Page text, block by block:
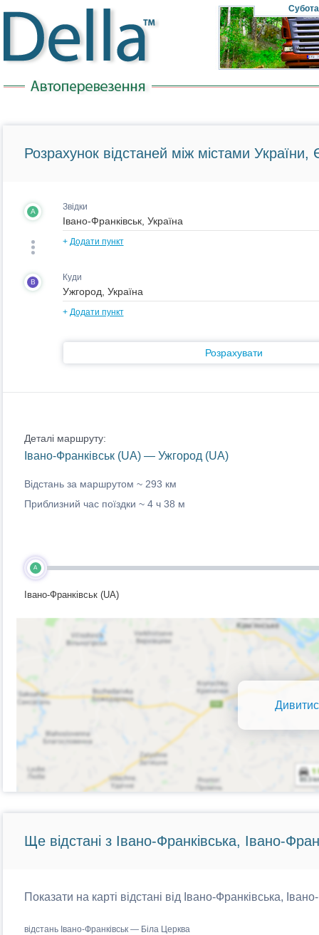
Субота
Розрахунок відстаней між містами України,
A Звідки
+ Додати пункт
B Куди
+ Додати пункт
Розрахувати
Деталі маршруту:
Івано-Франківськ (UA) — Ужгород (UA)
Відстань за маршрутом ~ 293 км
Приблизний час поїздки ~ 4 ч 38 м
A
Івано-Франківськ (UA)
Ще відстані з Івано-Франківська, Івано-
Показати на карті відстані від Івано-Франківська,
відстань Івано-Франківськ — Біла Церква